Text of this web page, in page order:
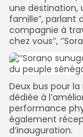
une destination,
famille”, parlant
compagnie à
chez vous’’,
Deux bus pour
dédiée à
performance
également
d’inauguration.